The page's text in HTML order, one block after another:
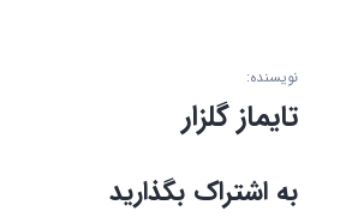
نویسنده:
تایماز گلزار
به اشتراک بگذارید